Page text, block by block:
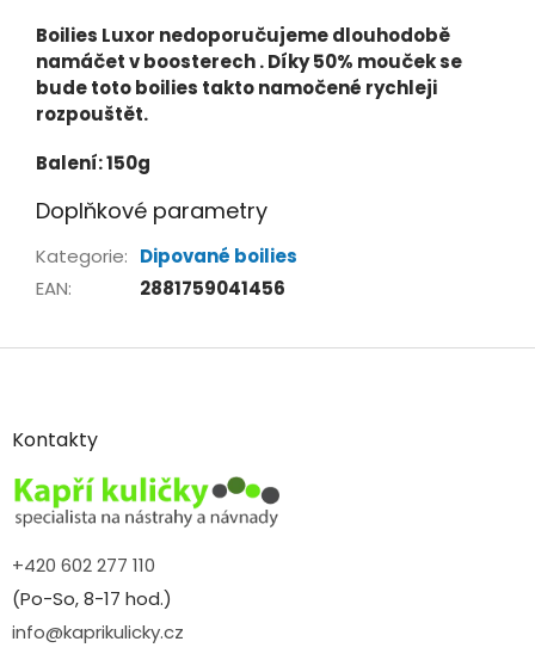
Boilies Luxor nedoporučujeme dlouhodobě
namáčet v boosterech . Díky 50% mouček se
bude toto boilies takto namočené rychleji
rozpouštět.
Balení: 150g
Doplňkové parametry
Kategorie: Dipované boilies
EAN: 2881759041456
Z
aKontakty
+420 602 277 110
(Po-So, 8-17 hod.)
info@kaprikulicky.cz